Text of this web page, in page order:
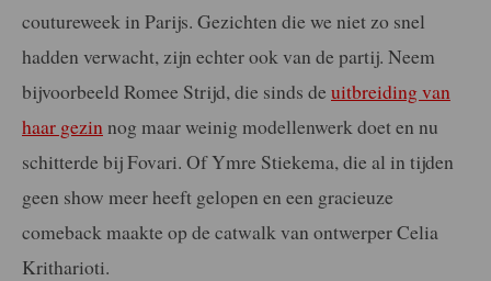
coutureweek in Parijs. Gezichten die we niet zo snel
hadden verwacht, zijn echter ook van de partij. Neem
bijvoorbeeld Romee Strijd, die sinds de uitbreiding van
haar gezin nog maar weinig modellenwerk doet en nu
schitterde bij Fovari. Of Ymre Stiekema, die al in tijden
geen show meer heeft gelopen en een gracieuze
comeback maakte op de catwalk van ontwerper Celia
Kritharioti.